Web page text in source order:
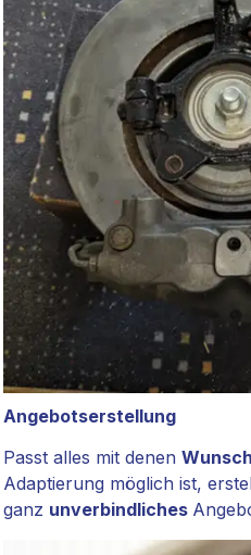
Angebotserstellung
Passt alles mit denen
Adaptierung möglich ist,
ganz unverbindliches